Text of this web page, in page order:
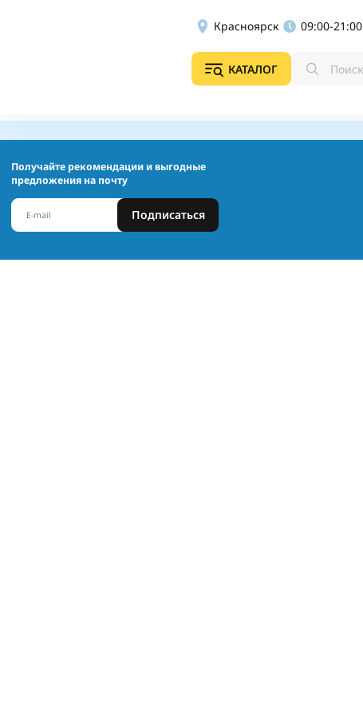
Красноярск 09:00-21:00
КАТАЛОГ
Получайте рекомендации и выгодные
предложения на почту
Подписаться